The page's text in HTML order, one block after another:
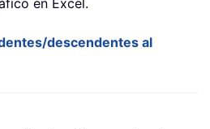
en Excel.
descendentes al